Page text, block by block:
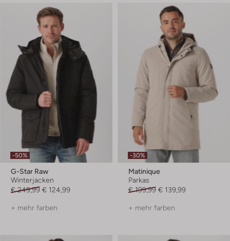
-50%
G-Star Raw
Winterjacken
€ 249,99 € 124,99
+ mehr farben
-30%
Matinique
Parkas
€ 199,99 € 139,99
+ mehr farben